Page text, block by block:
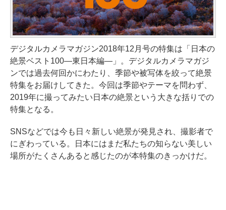
デジタルカメラマガジン2018年12月号の特集は「日本の
絶景ベスト100―東日本編―」。デジタルカメラマガジ
ンでは過去何回かにわたり、季節や被写体を絞って絶景
特集をお届けしてきた。今回は季節やテーマを問わず、
2019年に撮ってみたい日本の絶景という大きな括りでの
特集となる。
SNSなどでは今も日々新しい絶景が発見され、撮影者で
にぎわっている。日本にはまだ私たちの知らない美しい
場所がたくさんあると感じたのが本特集のきっかけだ。